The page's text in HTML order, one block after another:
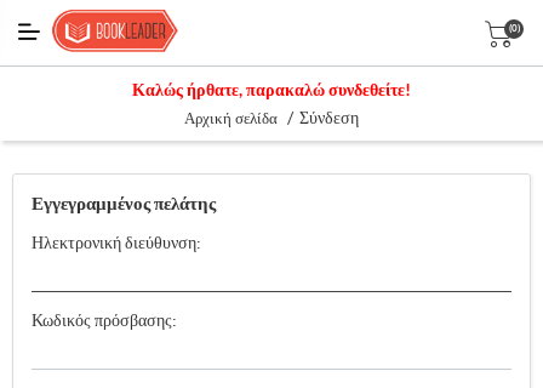
(0)
Καλώς ήρθατε, παρακαλώ συνδεθείτε!
Αρχική σελίδα / Σύνδεση
Εγγεγραμμένος πελάτης
Ηλεκτρονική διεύθυνση:
Κωδικός πρόσβασης: